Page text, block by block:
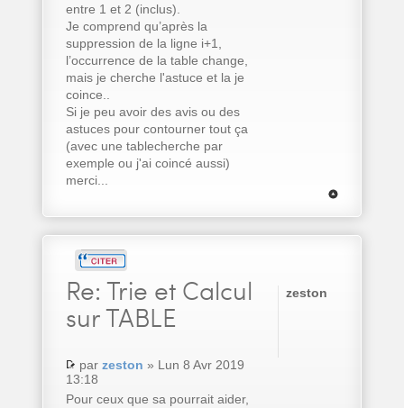
entre 1 et 2 (inclus).
Je comprend qu’après la
suppression de la ligne i+1,
l’occurrence de la table change,
mais je cherche l'astuce et la je
coince..
Si je peu avoir des avis ou des
astuces pour contourner tout ça
(avec une tablecherche par
exemple ou j'ai coincé aussi)
merci...
Re: Trie et Calcul
sur TABLE
par zeston » Lun 8 Avr 2019
13:18
Pour ceux que sa pourrait aider,
zeston